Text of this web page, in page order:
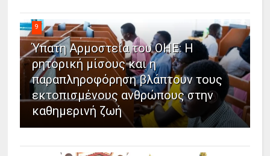
9
Ύπατη Αρμοστεία του ΟΗΕ: Η
ρητορική μίσους και η
παραπληροφόρηση βλάπτουν τους
εκτοπισμένους ανθρώπους στην
καθημερινή ζωή